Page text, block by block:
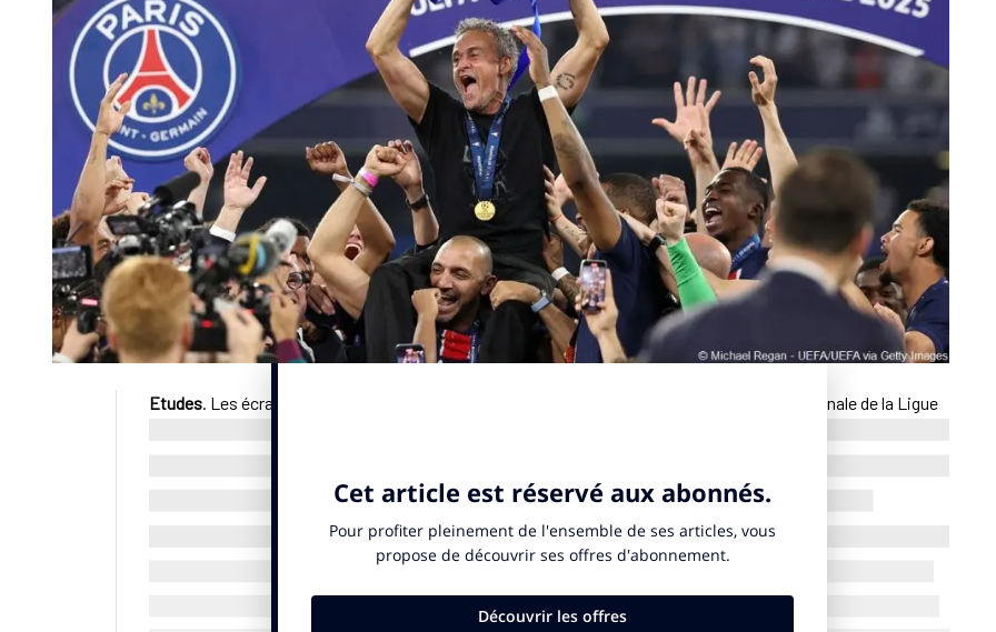
Etudes. Les écrans publicitaires diffusés samedi 31 mai 2025 sur M6 dans le contexte de la finale de la Ligue
match (41), lors de la mi-tems (40) qu’après le match autour de la remise de la coupe (39).
L’annonceur le plus présent et ayant le plus investi est Nintendo avec 4 spots et un total de 451 600 euros
bruts. Renault suit avec un investissement de 369 300 euros bruts et un seul spot de 20 secondes, le plus
remporté par le Paris Saint-Germain, a été suivi par plus de 11 millions de personnes.